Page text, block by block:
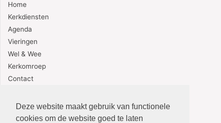
Deze website maakt gebruik van functionele
cookies om de website goed te laten
Home
Kerkdiensten
Agenda
Vieringen
Wel & Wee
Kerkomroep
Contact